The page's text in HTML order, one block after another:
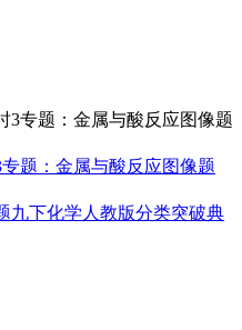
题：金属与酸反应图像题
九下化学人教版分类突破典